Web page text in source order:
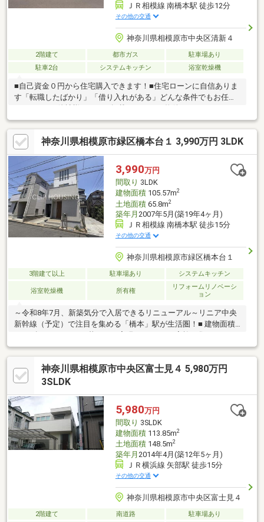
ＪＲ相模線 南橋本駅 徒歩12分
その他の交通
神奈川県相模原市中央区清新４
2階建て 都市ガス
駐車場あり
駐車2台
システムキッチン 浴室乾燥機
■自己資金０円から住宅購入できます！■住宅ローンに自信ありま
す「転職したばかり」「借り入れがある」どんな条件でもお任せ
ください！■他社様でネット掲載されている物件も、まとめてご
紹介可能です！■見学、お問合せにつきましては土日に限らず平
日、営業時間外でもご対応可能です！東亜住宅ではお客様が安心
して頂けますよう常に新しい事を取り入れております。経験豊富
な知識でお客様の悩み事をしっかりと解消いたします。お住まい
探しは東亜住宅にお任せください！ご見学予約は0120-60-
1665【通話料無料】までお気軽にお電話ください♪スマートフォ
ンの方は右下の青いバナーよりお問合せ頂けます♪
神奈川県相模原市緑区橋本台１ 3,990万円 3LDK
3,990万円
間取り 3LDK
建物面積105.57m2
土地面積65.8m2
築年月 2007年5月(築19年4ヶ月)
ＪＲ相模線 南橋本駅 徒歩15分
その他の交通
神奈川県相模原市緑区橋本台１
3階建て以上 駐車場あり システムキッチン
浴室乾燥機 所有権
リフォームリノベーシ
ョン
～令和8年7月、新築気分で入居できるリニューアル～リニア中央
新幹線（予定）で注目を集める「橋本」駅が生活圏！■ 建物面積
は17帖超の広々空間♪■外壁・屋根の塗装工事から、システムキッ
チン（コンロ・水栓）、洗面、トイレ、給湯器、浴室乾燥機とい
った設備までまるごとリフレッシュ！フロアタイル上張りやクロ
ス張替えも行い、清潔感あふれる住まいに生まれ変わります！～
アドバイザー」資格保有者が担当いたします！住宅ローン無料相
談承ります！お気軽にお問合せください！
神奈川県相模原市中央区富士見４ 5,980万円
3SLDK
5,980万円
間取り 3SLDK
建物面積113.85m2
土地面積148.5m2
築年月 2014年4月(築12年5ヶ月)
ＪＲ横浜線 矢部駅 徒歩15分
その他の交通
神奈川県相模原市中央区富士見４
2階建て 南道路
駐車場あり